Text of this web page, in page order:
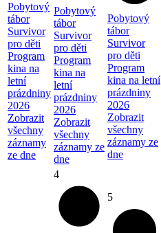
Pobytový
tábor
Survivor
pro děti
Program
kina na
letní
prázdniny
2026
Zobrazit
všechny
záznamy
ze dne
Pobytový
tábor
Survivor
pro děti
Program
kina na
letní
prázdniny
2026
Zobrazit
všechny
záznamy ze
dne
Pobytový
tábor
Survivor
pro děti
Program
kina na letní
prázdniny
2026
Zobrazit
všechny
záznamy ze
dne
4
5